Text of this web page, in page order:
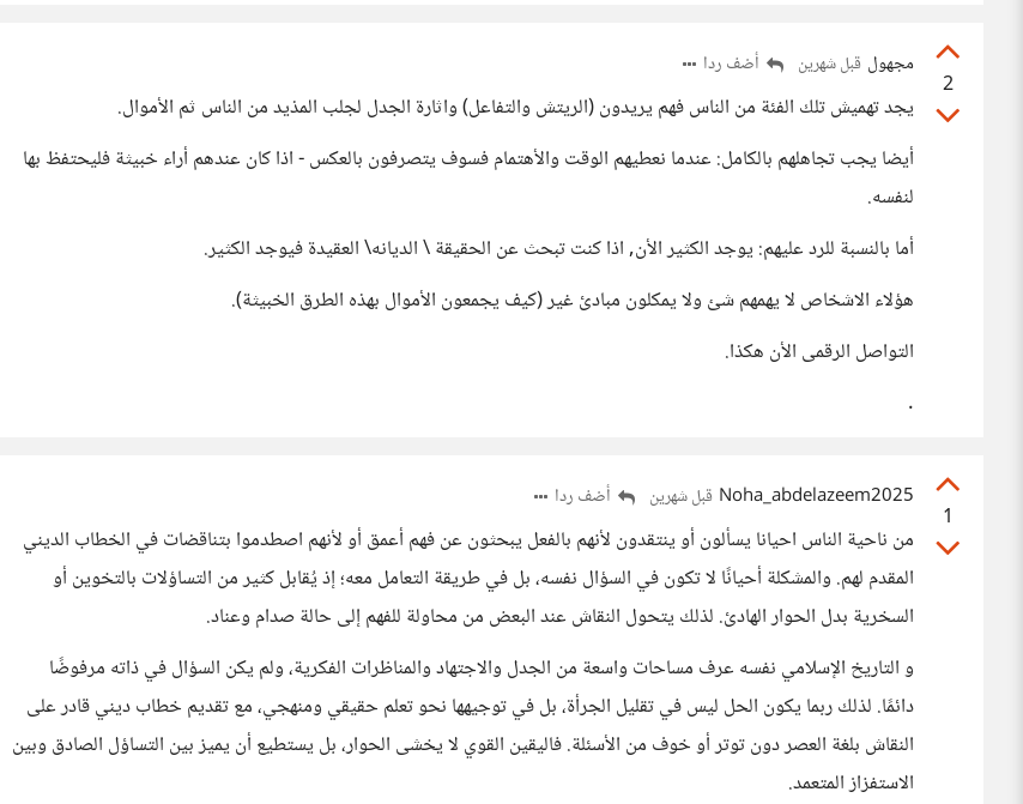
2
مجهول قبل شهرين أضف ردا
يجد تهميش تلك الفئة من الناس فهم يريدون (الريتش والتفاعل) واثارة الجدل لجلب المذيد من الناس ثم الأموال.
أيضا يجب تجاهلهم بالكامل: عندما نعطيهم الوقت والأهتمام فسوف يتصرفون بالعكس - اذا كان عندهم أراء خبيثة فليحتفظ بها
لنفسه.
أما بالنسبة للرد عليهم: يوجد الكثير الأن, اذا كنت تبحث عن الحقيقة \ الديانه\ العقيدة فيوجد الكثير.
هؤلاء الاشخاص لا يهمهم شئ ولا يمكلون مبادئ غير (كيف يجمعون الأموال بهذه الطرق الخبيثة).
التواصل الرقمى الأن هكذا.
.
1
Noha_abdelazeem2025 قبل شهرين أضف ردا
من ناحية الناس احيانا يسألون أو ينتقدون لأنهم بالفعل يبحثون عن فهم أعمق أو لأنهم اصطدموا بتناقضات في الخطاب الديني
المقدم لهم. والمشكلة أحيانًا لا تكون في السؤال نفسه، بل في طريقة التعامل معه؛ إذ يُقابل كثير من التساؤلات بالتخوين أو
السخرية بدل الحوار الهادئ. لذلك يتحول النقاش عند البعض من محاولة للفهم إلى حالة صدام وعناد.
و التاريخ الإسلامي نفسه عرف مساحات واسعة من الجدل والاجتهاد والمناظرات الفكرية، ولم يكن السؤال في ذاته مرفوضًا
دائمًا. لذلك ربما يكون الحل ليس في تقليل الجرأة، بل في توجيهها نحو تعلم حقيقي ومنهجي، مع تقديم خطاب ديني قادر على
النقاش بلغة العصر دون توتر أو خوف من الأسئلة. فاليقين القوي لا يخشى الحوار، بل يستطيع أن يميز بين التساؤل الصادق وبين
الاستفزاز المتعمد.